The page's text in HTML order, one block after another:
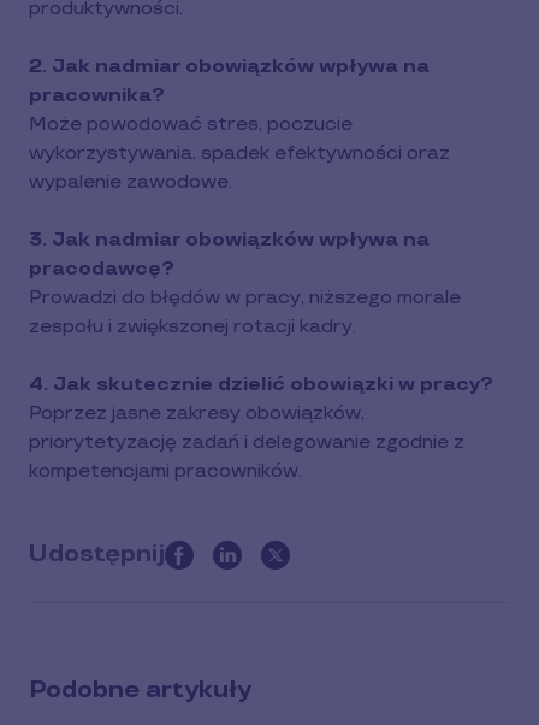
produktywności.
2. Jak nadmiar obowiązków wpływa na
pracownika?
Może powodować stres, poczucie
wykorzystywania, spadek efektywności oraz
wypalenie zawodowe.
3. Jak nadmiar obowiązków wpływa na
pracodawcę?
Prowadzi do błędów w pracy, niższego morale
zespołu i zwiększonej rotacji kadry.
4. Jak skutecznie dzielić obowiązki w pracy?
Poprzez jasne zakresy obowiązków,
priorytetyzację zadań i delegowanie zgodnie z
kompetencjami pracowników.
Udostępnij
this
media
Podobne artykuły